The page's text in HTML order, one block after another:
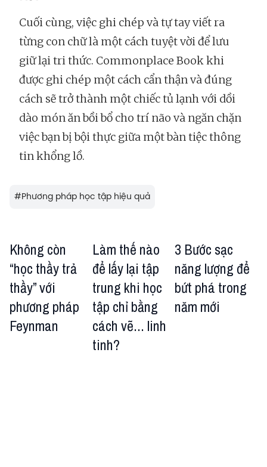
Cuối cùng, việc ghi chép và tự tay viết ra
từng con chữ là một cách tuyệt vời để lưu
giữ lại tri thức. Commonplace Book khi
được ghi chép một cách cẩn thận và đúng
cách sẽ trở thành một chiếc tủ lạnh với dồi
dào món ăn bồi bổ cho trí não và ngăn chặn
việc bạn bị bội thực giữa một bàn tiệc thông
tin khổng lồ.
#Phương pháp học tập hiệu quả
Không còn
“học thầy trả
thầy” với
phương pháp
Feynman
Làm thế nào
để lấy lại tập
trung khi học
tập chỉ bằng
cách vẽ... linh
tinh?
3 Bước sạc
năng lượng để
bứt phá trong
năm mới